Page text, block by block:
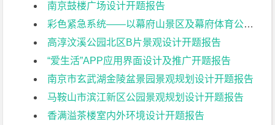
南京鼓楼广场设计开题报告
彩色紧急系统——以幕府山景区及幕府体育公园设计为例开题报告
高淳汶溪公园北区B片景观设计开题报告
“爱生活”APP应用界面设计及推广开题报告
南京市玄武湖金陵盆景园景观规划设计开题报告
马鞍山市滨江新区公园景观规划设计开题报告
香满溢茶楼室内外环境设计开题报告